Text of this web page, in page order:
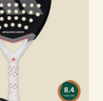
8.4
PADELFUL